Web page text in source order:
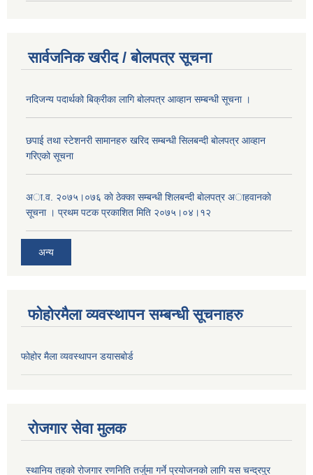
सार्वजनिक खरीद / बोलपत्र सूचना
नदिजन्य पदार्थको बिक्रीका लागि बोलपत्र आव्हान सम्बन्धी सूचना ।
छपाई तथा स्टेशनरी सामानहरु खरिद सम्बन्धी सिलबन्दी बोलपत्र आव्हान
गरिएको सूचना
अा.व. २०७५।०७६ काे ठेक्का सम्बन्धी शिलबन्दी बाेलपत्र अाहवानकाे
सूचना । प्रथम पटक प्रकाशित मिति २०७५।०४।१२
अन्य
फोहोरमैला व्यवस्थापन सम्बन्धी सूचनाहरु
फोहोर मैला व्यवस्थापन डयासबोर्ड
रोजगार सेवा मुलक
स्थानिय तहको रोजगार रणनिति तर्जुमा गर्ने प्रयोजनको लागि यस चन्द्रपुर